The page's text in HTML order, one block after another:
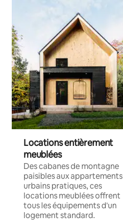
Locations entièrement
meublées
Des cabanes de montagne
paisibles aux appartements
urbains pratiques, ces
locations meublées offrent
tous les équipements d'un
logement standard.